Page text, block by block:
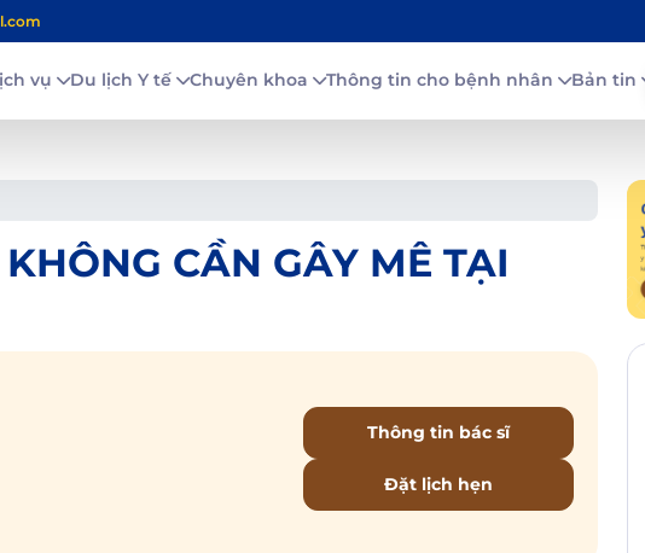
vụ Du lịch Y tế Chuyên khoa Thông tin cho bệnh nhân Bản tin
CẦN GÂY MÊ TẠI
Thông tin bác sĩ
Đặt lịch hẹn